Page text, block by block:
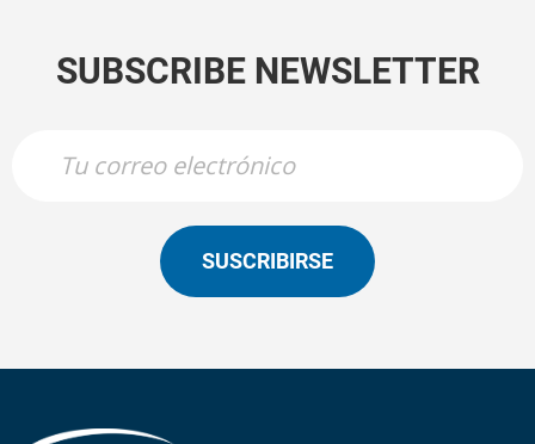
SUBSCRIBE NEWSLETTER
SUSCRIBIRSE